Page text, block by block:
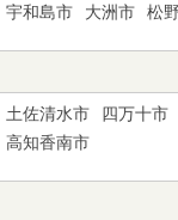
宇和島市 大洲市 松
土佐清水市 四万十市
高知香南市